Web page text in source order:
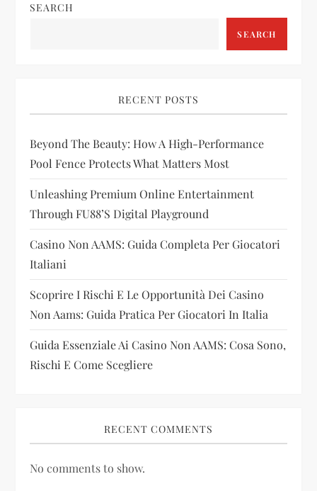
a
t
i
o
n
SEARCH
SEARCH
RECENT POSTS
Beyond The Beauty: How A High-Performance
Pool Fence Protects What Matters Most
Unleashing Premium Online Entertainment
Through FU88’s Digital Playground
Casino Non AAMS: Guida Completa Per Giocatori
Italiani
Scoprire I Rischi E Le Opportunità Dei Casino
Non Aams: Guida Pratica Per Giocatori In Italia
Guida Essenziale Ai Casino Non AAMS: Cosa Sono,
Rischi E Come Scegliere
RECENT COMMENTS
No comments to show.